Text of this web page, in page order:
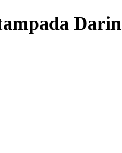
Darin